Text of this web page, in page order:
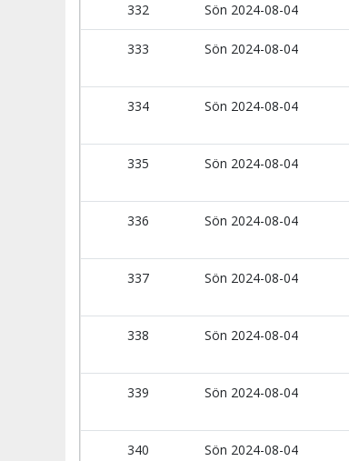
332 Sön 2024-08-04
333 Sön 2024-08-04
334 Sön 2024-08-04
335 Sön 2024-08-04
336 Sön 2024-08-04
337 Sön 2024-08-04
338 Sön 2024-08-04
339 Sön 2024-08-04
340 Sön 2024-08-04